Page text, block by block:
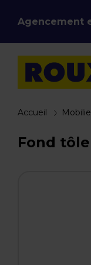
Agencement
Accueil
Fond